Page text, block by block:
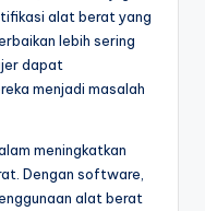
alat berat yang
lebih sering
dapat
menjadi masalah
meningkatkan
Dengan software,
alat berat